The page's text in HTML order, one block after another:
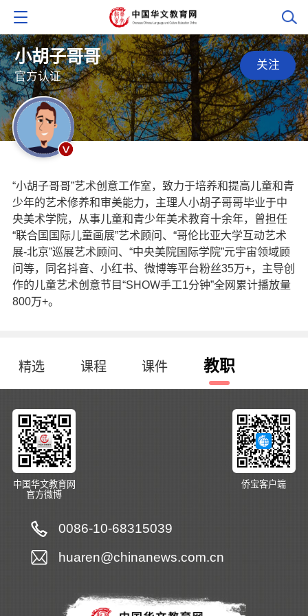
小胡子哥哥
官方认证
“小胡子哥哥”艺术创意工作室，致力于培养和提高儿童和青
少年的艺术修养和审美能力，主理人小胡子哥哥毕业于中
央美术学院，从事儿童和青少年美术教育十余年，曾担任
“联合国国际儿童画展”艺术顾问、“哥伦比亚大学互动艺术
展-北京”巡展艺术顾问、“中央美院国际学院”元宇宙领域顾
问等，同名抖音、小红书、微博等平台粉丝35万+，主导创
作的儿童艺术创意节目“SHOW手工1分钟”全网累计播放量
800万+。
关注
精选 课程 课件 教职
中国华文教育网
官方微博
侨宝客户端
0086-10-68315039
huaren@chinanews.com.cn